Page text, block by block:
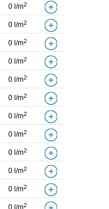
0 l/m2
0 l/m2
0 l/m2
0 l/m2
0 l/m2
0 l/m2
0 l/m2
0 l/m2
0 l/m2
0 l/m2
0 l/m2
2